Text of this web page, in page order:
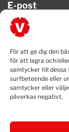
För att ge dig den
för att lagra och/
samtycker till dessa
surfbeteende eller
samtycker eller
påverkas negativt.
E-post
08-654 08 20